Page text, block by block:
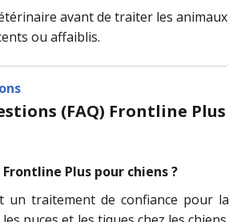
avant de traiter les animaux
ou affaiblis.
(FAQ) Frontline Plus
Plus pour chiens ?
un traitement de confiance pour la